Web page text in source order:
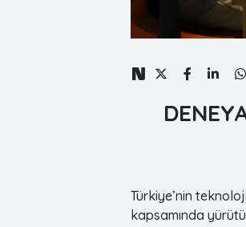
Türkiye’nin
kapsamında